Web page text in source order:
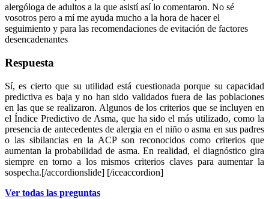
alergóloga de adultos a la que asistí así lo comentaron. No sé
vosotros pero a mí me ayuda mucho a la hora de hacer el
seguimiento y para las recomendaciones de evitación de factores
desencadenantes
Respuesta
Sí, es cierto que su utilidad está cuestionada porque su capacidad
predictiva es baja y no han sido validados fuera de las poblaciones
en las que se realizaron. Algunos de los criterios que se incluyen en
el Índice Predictivo de Asma, que ha sido el más utilizado, como la
presencia de antecedentes de alergia en el niño o asma en sus padres
o las sibilancias en la ACP son reconocidos como criterios que
aumentan la probabilidad de asma. En realidad, el diagnóstico gira
siempre en torno a los mismos criterios claves para aumentar la
sospecha.[/accordionslide] [/iceaccordion]
Ver todas las preguntas